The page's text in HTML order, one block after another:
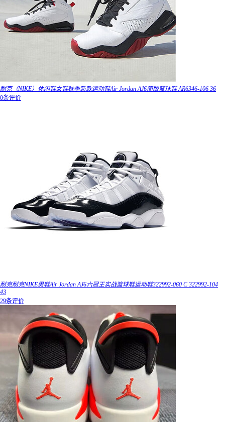
耐克（NIKE）休闲鞋女鞋秋季新款运动鞋Air Jordan AJ6简版篮球鞋 AR6346-106 36
0条评价
耐克耐克NIKE男鞋Air Jordan AJ6六冠王实战篮球鞋运动鞋322992-060 C 322992-104
43
29条评价